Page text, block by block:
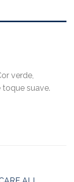
verde,
suave.